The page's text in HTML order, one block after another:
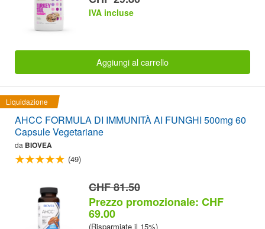
IVA incluse
Aggiungi al carrello
Liquidazione
AHCC FORMULA DI IMMUNITÀ AI FUNGHI 500mg 60
Capsule Vegetariane
da BIOVEA
(49)
CHF 81.50
Prezzo promozionale: CHF
69.00
(Risparmiate il 15%)